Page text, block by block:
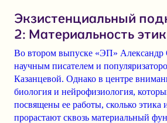
Экзистенциальный
2: Материальность
Во втором выпуске «ЭП» Александр
научным писателем и
Казанцевой. Однако в центре
биология и нейрофизиология,
посвящены ее работы, сколько этика
прорастают сквозь материальный